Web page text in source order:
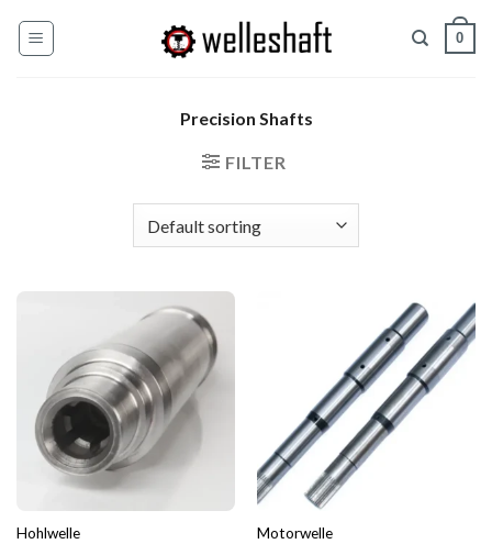
Inhalt
0
Precision Shafts
FILTER
Hohlwelle Motorwelle